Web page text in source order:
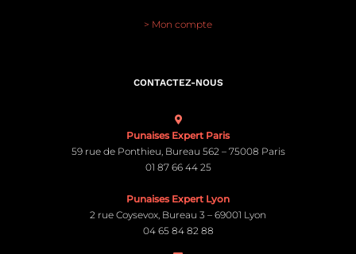
> Mon compte
CONTACTEZ-NOUS
Punaises Expert Paris
59 rue de Ponthieu, Bureau 562 – 75008 Paris
01 87 66 44 25
Punaises Expert Lyon
2 rue Coysevox, Bureau 3 – 69001 Lyon
04 65 84 82 88